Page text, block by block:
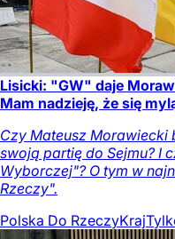
Lisicki: "GW" daje
Mam nadzieję, że się
Czy Mateusz
swoją partię do Sejmu? I
Wyborczej"? O tym w
Rzeczy".
Polska Do RzeczyKraj